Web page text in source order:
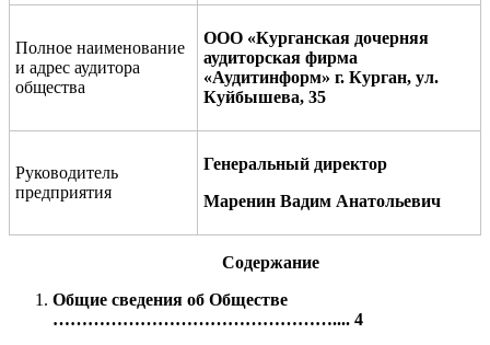
Полное наименование
и адрес аудитора
общества
ООО «Курганская дочерняя
аудиторская фирма
«Аудитинформ» г. Курган, ул.
Куйбышева, 35
Руководитель
предприятия
Генеральный директор
Маренин Вадим Анатольевич
Содержание
Общие сведения об Обществе
………………………………………….... 4